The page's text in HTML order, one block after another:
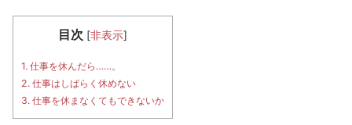
目次 [非表示]
1. 仕事を休んだら……。
2. 仕事はしばらく休めない
3. 仕事を休まなくてもできないか